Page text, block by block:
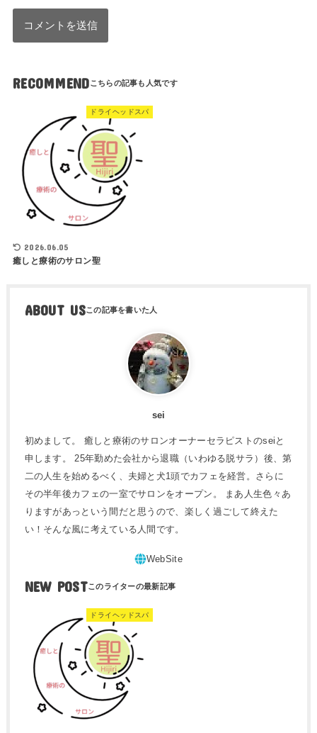
RECOMMEND
ドライヘッドスパ
2026.06.05
癒しと療術のサロン聖
ABOUT US
sei
初めまして。 癒しと療術のサロンオーナーセラピストのseiと
申します。 25年勤めた会社から退職（いわゆる脱サラ）後、第
二の人生を始めるべく、夫婦と犬1頭でカフェを経営。さらに
その半年後カフェの一室でサロンをオープン。 まあ人生色々あ
りますがあっという間だと思うので、楽しく過ごして終えた
い！そんな風に考えている人間です。
NEW POST
ドライヘッドスパ